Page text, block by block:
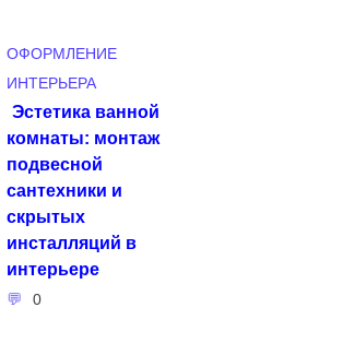
ОФОРМЛЕНИЕ
ИНТЕРЬЕРА
Эстетика ванной
комнаты: монтаж
подвесной
сантехники и
скрытых
инсталляций в
интерьере
0